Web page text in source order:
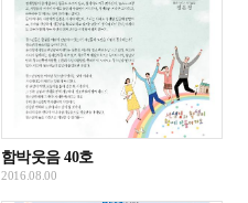
함박웃음 40호
2016.08.00